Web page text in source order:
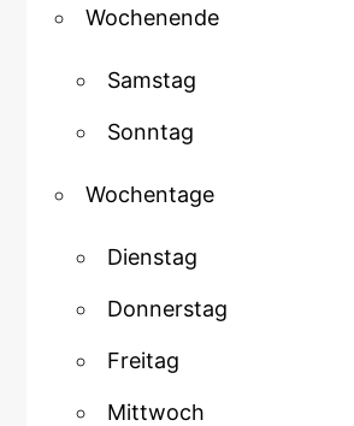
Wochenende
Samstag
Sonntag
Wochentage
Dienstag
Donnerstag
Freitag
Mittwoch